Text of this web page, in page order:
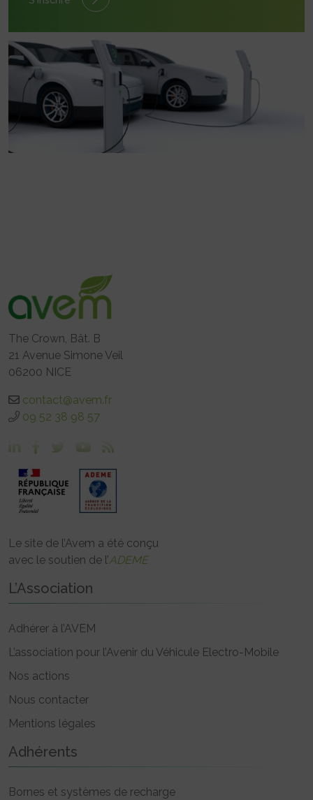
The Crown, Bât. B
21 Avenue Simone Veil
06200 NICE
contact@avem.fr
09 52 38 98 57
Le site de l’Avem a été conçu
avec le soutien de l’ADEME
L’Association
Adhérer à l’AVEM
L’association pour l’Avenir du Véhicule Electro-Mobile
Nos actions
Nous contacter
Mentions légales
Adhérents
Bornes et systèmes de recharge